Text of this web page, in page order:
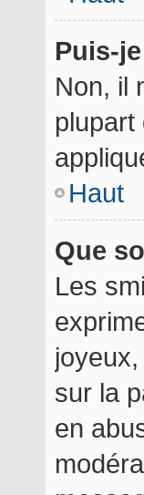
Puis-
Non, il
plupart
Haut
Que
Les
sur la
en